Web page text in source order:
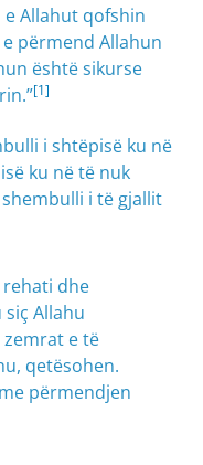
Allahut qofshin
përmend Allahun
është sikurse
[1]
i shtëpisë ku në
ku në të nuk
i të gjallit
rehati dhe
Allahu
zemrat e të
qetësohen.
përmendjen